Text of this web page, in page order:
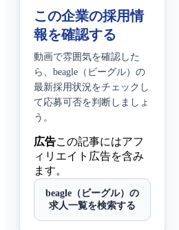
この企業の採用情
報を確認する
動画で雰囲気を確認した
ら、 beagle（ビーグル） の
最新採用状況をチェックし
て応募可否を判断しましょ
う。
広告この記事にはアフ
ィリエイト広告を含み
ます。
beagle（ビーグル）の
求人一覧を検索する